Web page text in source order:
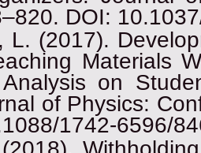
DOI:
L. (2017).
Materials
Analysis on
of Physics:
1742-6596/